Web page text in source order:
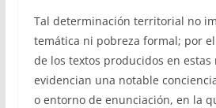
Tal determinación territorial no
temática ni pobreza formal; por
de los textos producidos en estas
evidencian una notable
o entorno de enunciación, en la